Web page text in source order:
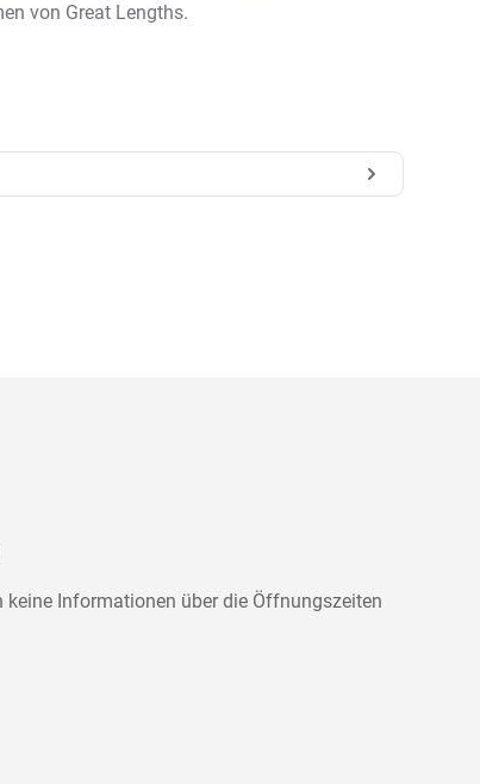
von Great Lengths.
keine Informationen über die Öffnungszeiten